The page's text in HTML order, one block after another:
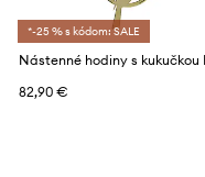
*-25 % s kódom: SALE
82,90 €